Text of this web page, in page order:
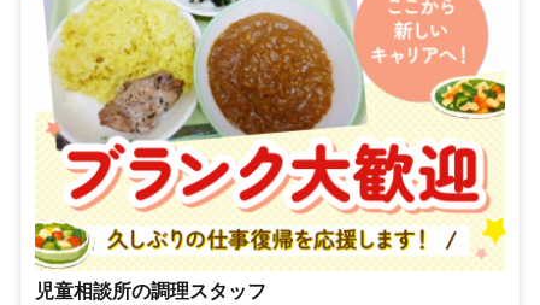
児童相談所の調理スタッフ